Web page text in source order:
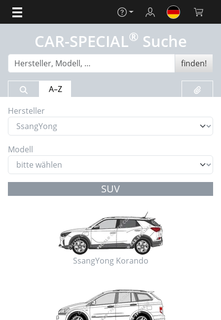
Hilfe Login
CAR-SPECIAL® Suche
finden!
Suchergebnis
A–Z
Hersteller
Modell
SUV
SsangYong Korando